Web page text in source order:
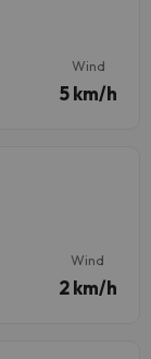
Wind
5 km/h
Wind
2 km/h